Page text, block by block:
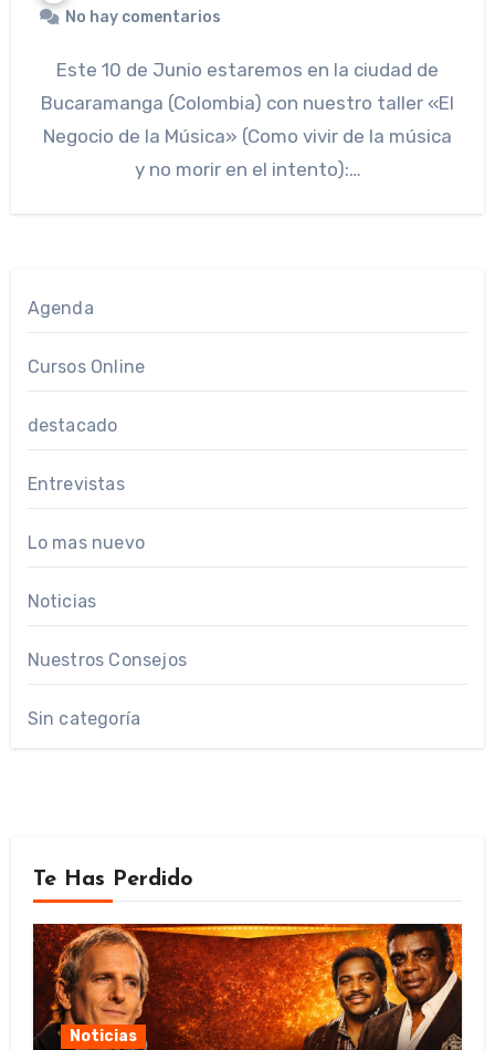
No hay comentarios
Este 10 de Junio estaremos en la ciudad de
Bucaramanga (Colombia) con nuestro taller «El
Negocio de la Música» (Como vivir de la música
y no morir en el intento):…
Agenda
Cursos Online
destacado
Entrevistas
Lo mas nuevo
Noticias
Nuestros Consejos
Sin categoría
Te Has Perdido
Noticias